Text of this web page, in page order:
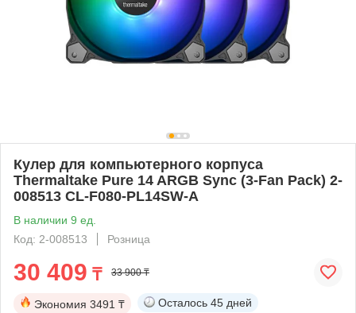
Кулер для компьютерного корпуса
Thermaltake Pure 14 ARGB Sync (3-Fan Pack) 2-
008513 CL-F080-PL14SW-A
В наличии 9 ед.
Код: 2-008513
Розница
30 409 ₸ 33 900 ₸
Экономия 3491 ₸ Осталось 45 дней